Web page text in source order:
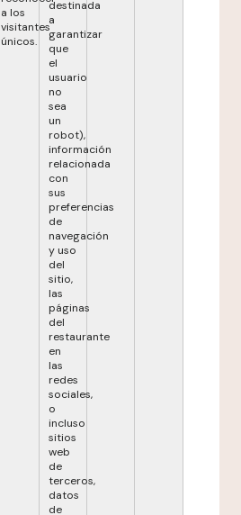
a los
visitantes
únicos.
destinada
a
garantizar
que
el
usuario
no
sea
un
robot),
información
relacionada
con
sus
preferencias
de
navegación
y uso
del
sitio,
las
páginas
del
restaurante
en
las
redes
sociales,
o
incluso
sitios
web
de
terceros,
datos
de